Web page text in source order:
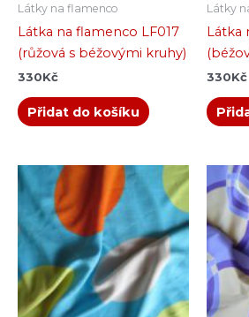
Látky na flamenco
Látka na flamenco LF017
(růžová s béžovými kruhy)
330Kč
Přidat do košíku
Látky
Látka
330Kč